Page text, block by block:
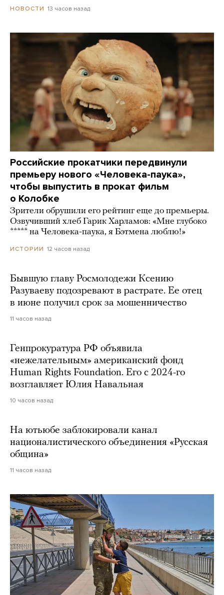
НОВОСТИ 13 часов назад
Российские прокатчики передвинули
премьеру нового «Человека-паука»,
чтобы выпустить в прокат фильм
о Колобке
Зрители обрушили его рейтинг еще до премьеры.
Озвучивший хлеб Гарик Харламов: «Мне глубоко
***** на Человека-паука, я Бэтмена люблю!»
ИСТОРИИ 12 часов назад
Бывшую главу Росмолодежи Ксению
Разуваеву подозревают в растрате. Ее отец
в июне получил срок за мошенничество
11 часов назад
Генпрокуратура РФ объявила
«нежелательным» американский фонд
Human Rights Foundation. Его с 2024-го
возглавляет Юлия Навальная
10 часов назад
На ютьюбе заблокировали канал
националистического объединения «Русская
община»
11 часов назад